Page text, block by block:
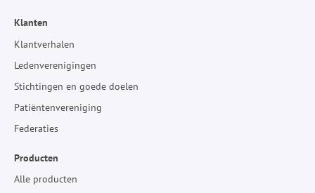
Klanten
Klantverhalen
Ledenverenigingen
Stichtingen en goede doelen
Patiëntenvereniging
Federaties
Producten
Alle producten